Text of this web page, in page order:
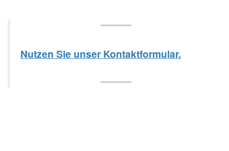
Nutzen Sie unser Kontaktformular.